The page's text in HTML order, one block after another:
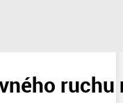
ruchu